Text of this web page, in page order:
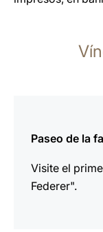
Paseo de la
Visite el
Federer".